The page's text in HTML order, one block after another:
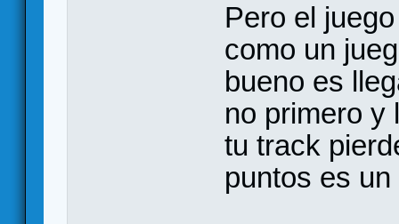
Pero el
como un
bueno es
no primero y
tu track
puntos es